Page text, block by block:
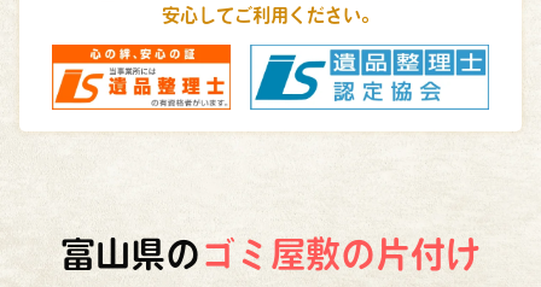
安心してご利用ください。
富山県の ゴミ屋敷の片付け